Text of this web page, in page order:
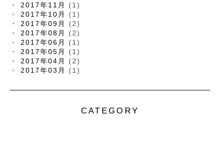
2017年11月
(1)
2017年10月
(1)
2017年09月
(2)
2017年08月
(2)
2017年06月
(1)
2017年05月
(1)
2017年04月
(2)
2017年03月
(1)
CATEGORY